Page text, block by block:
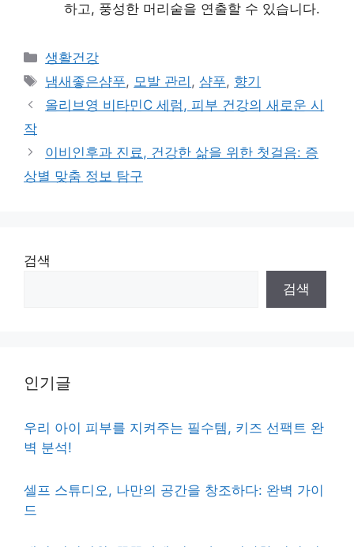
하고, 풍성한 머리숱을 연출할 수 있습니다.
Categories
생활건강
Tags
냄새좋은샴푸, 모발 관리 , 샴푸, 향기
올리브영 비타민C 세럼, 피부 건강의 새로운 시
작
이비인후과 진료, 건강한 삶을 위한 첫걸음: 증
상별 맞춤 정보 탐구
검색
검색
인기글
우리 아이 피부를 지켜주는 필수템, 키즈 선팩트 완
벽 분석!
셀프 스튜디오, 나만의 공간을 창조하다: 완벽 가이
드